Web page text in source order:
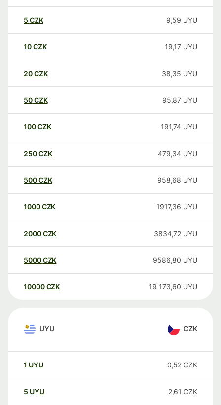
5 CZK 9,59 UYU
10CZK 19,17 UYU
20CZK 38,35 UYU
50CZK 95,87 UYU
100CZK 191,74 UYU
250CZK 479,34 UYU
500CZK 958,68 UYU
1000CZK 1917,36 UYU
2000CZK 3834,72 UYU
5000CZK 9586,80 UYU
10000 CZK 19 173,60 UYU
UYU CZK
1 UYU 0,52 CZK
5 UYU 2,61 CZK